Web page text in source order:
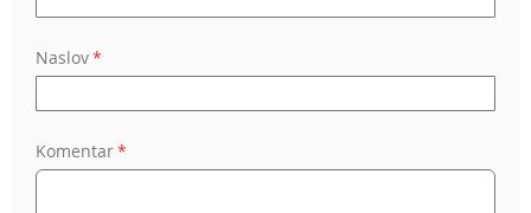
Naslov
Komentar